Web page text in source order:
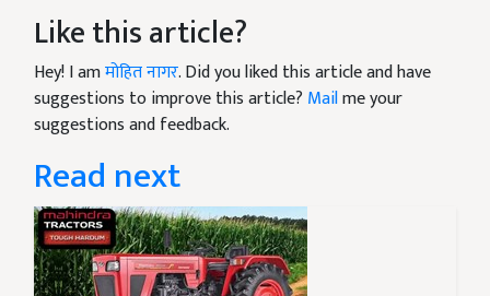
Like this article?
Hey! I amमोहित नागर. Did you liked this article and have
suggestions to improve this article? Mailme your
suggestions and feedback.
Read next